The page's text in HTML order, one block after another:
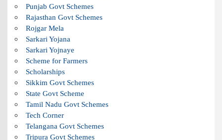
Punjab Govt Schemes
Rajasthan Govt Schemes
Rojgar Mela
Sarkari Yojana
Sarkari Yojnaye
Scheme for Farmers
Scholarships
Sikkim Govt Schemes
State Govt Scheme
Tamil Nadu Govt Schemes
Tech Corner
Telangana Govt Schemes
Tripura Govt Schemes